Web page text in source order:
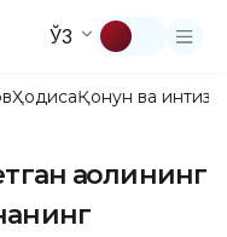
ЎЗ
ҲодисаҚонун ва
аҳолининг